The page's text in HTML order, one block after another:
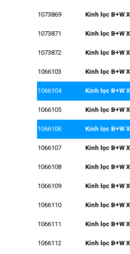
1073869 Kính lọc B+W
1073871 Kính lọc B+W
1073872 Kính lọc B+W
1066103 Kính lọc B+W
1066104 Kính lọc B+W
1066105 Kính lọc B+W
1066106 Kính lọc B+W
1066107 Kính lọc B+W
1066108 Kính lọc B+W
1066109 Kính lọc B+W
1066110 Kính lọc B+W
1066111 Kính lọc B+W
1066112 Kính lọc B+W